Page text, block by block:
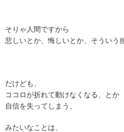
そりゃ人間ですから
悲しいとか、悔しいとか、そういう
だけども、
ココロが折れて動けなくなる、とか
自信を失ってしまう、
みたいなことは、